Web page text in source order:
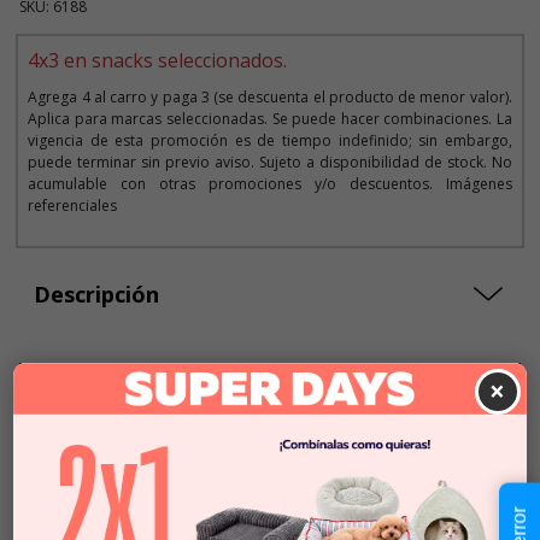
SKU: 6188
4x3 en snacks seleccionados.
Agrega 4 al carro y paga 3 (se descuenta el producto de menor valor).
Aplica para marcas seleccionadas. Se puede hacer combinaciones. La
vigencia de esta promoción es de tiempo indefinido; sin embargo,
puede terminar sin previo aviso. Sujeto a disponibilidad de stock. No
acumulable con otras promociones y/o descuentos. Imágenes
referenciales
Descripción
Seleccionar Peso
196 G
$2.690
×